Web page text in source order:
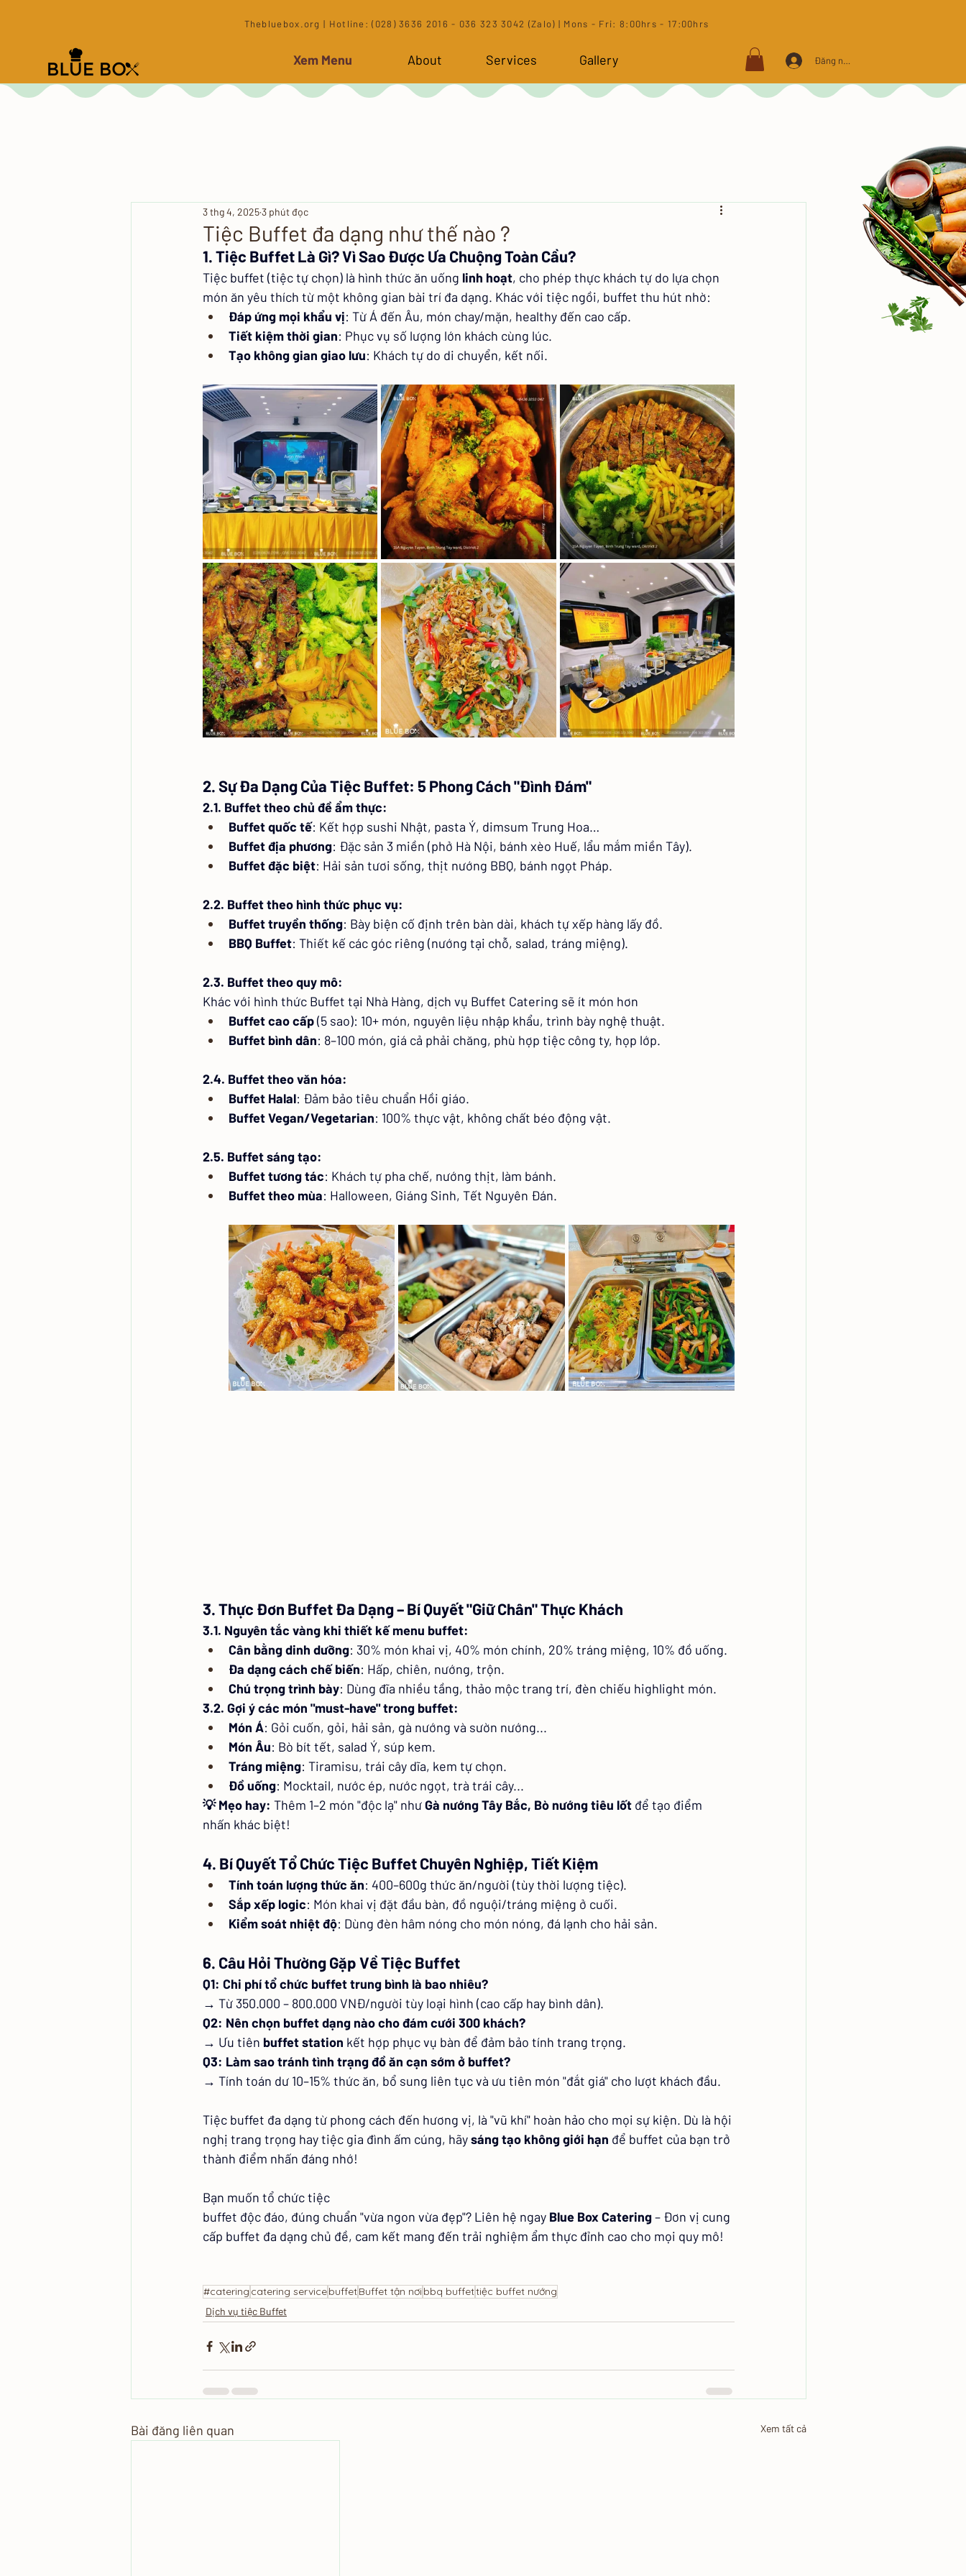
​Thebluebox.org | Hotline: (028) 3636 2016 - 036 323 3042 (Zalo) | Mons - Fri: 8:00hrs - 17:00hrs​
Xem Menu About Services Gallery Đăng nhập
Tiệc Buffet đa dạng như thế nào ?
3 thg 4, 20253 phút đọc
1. Tiệc Buffet Là Gì? Vì Sao Được Ưa Chuộng Toàn Cầu?
Tiệc buffet (tiệc tự chọn) là hình thức ăn uống linh hoạt, cho phép thực khách tự do lựa chọn
món ăn yêu thích từ một không gian bài trí đa dạng. Khác với tiệc ngồi, buffet thu hút nhờ:
Đáp ứng mọi khẩu vị: Từ Á đến Âu, món chay/mặn, healthy đến cao cấp.
Tiết kiệm thời gian: Phục vụ số lượng lớn khách cùng lúc.
Tạo không gian giao lưu: Khách tự do di chuyển, kết nối.
2. Sự Đa Dạng Của Tiệc Buffet: 5 Phong Cách "Đình Đám"
2.1. Buffet theo chủ đề ẩm thực:
Buffet quốc tế: Kết hợp sushi Nhật, pasta Ý, dimsum Trung Hoa…
Buffet địa phương: Đặc sản 3 miền (phở Hà Nội, bánh xèo Huế, lẩu mắm miền Tây).
Buffet đặc biệt: Hải sản tươi sống, thịt nướng BBQ, bánh ngọt Pháp.
2.2. Buffet theo hình thức phục vụ:
Buffet truyền thống: Bày biện cố định trên bàn dài, khách tự xếp hàng lấy đồ.
BBQ Buffet: Thiết kế các góc riêng (nướng tại chỗ, salad, tráng miệng).
2.3. Buffet theo quy mô:
Khác với hình thức Buffet tại Nhà Hàng, dịch vụ Buffet Catering sẽ ít món hơn
Buffet cao cấp (5 sao): 10+ món, nguyên liệu nhập khẩu, trình bày nghệ thuật.
Buffet bình dân: 8–100 món, giá cả phải chăng, phù hợp tiệc công ty, họp lớp.
2.4. Buffet theo văn hóa:
Buffet Halal: Đảm bảo tiêu chuẩn Hồi giáo.
Buffet Vegan/Vegetarian: 100% thực vật, không chất béo động vật.
2.5. Buffet sáng tạo:
Buffet tương tác: Khách tự pha chế, nướng thịt, làm bánh.
Buffet theo mùa: Halloween, Giáng Sinh, Tết Nguyên Đán.
3. Thực Đơn Buffet Đa Dạng – Bí Quyết "Giữ Chân" Thực Khách
3.1. Nguyên tắc vàng khi thiết kế menu buffet:
Cân bằng dinh dưỡng: 30% món khai vị, 40% món chính, 20% tráng miệng, 10% đồ uống.
Đa dạng cách chế biến: Hấp, chiên, nướng, trộn.
Chú trọng trình bày: Dùng đĩa nhiều tầng, thảo mộc trang trí, đèn chiếu highlight món.
3.2. Gợi ý các món "must-have" trong buffet:
Món Á: Gỏi cuốn, gỏi, hải sản, gà nướng và sườn nướng...
Món Âu: Bò bít tết, salad Ý, súp kem.
Tráng miệng: Tiramisu, trái cây dĩa, kem tự chọn.
Đồ uống: Mocktail, nước ép, nước ngọt, trà trái cây...
💡 Mẹo hay: Thêm 1–2 món "độc lạ" như Gà nướng Tây Bắc, Bò nướng tiêu lốt để tạo điểm
nhấn khác biệt!
4. Bí Quyết Tổ Chức Tiệc Buffet Chuyên Nghiệp, Tiết Kiệm
Tính toán lượng thức ăn: 400–600g thức ăn/người (tùy thời lượng tiệc).
Sắp xếp logic: Món khai vị đặt đầu bàn, đồ nguội/tráng miệng ở cuối.
Kiểm soát nhiệt độ: Dùng đèn hâm nóng cho món nóng, đá lạnh cho hải sản.
6. Câu Hỏi Thường Gặp Về Tiệc Buffet
Q1: Chi phí tổ chức buffet trung bình là bao nhiêu?
→ Từ 350.000 – 800.000 VNĐ/người tùy loại hình (cao cấp hay bình dân).
Q2: Nên chọn buffet dạng nào cho đám cưới 300 khách?
→ Ưu tiên buffet station kết hợp phục vụ bàn để đảm bảo tính trang trọng.
Q3: Làm sao tránh tình trạng đồ ăn cạn sớm ở buffet?
→ Tính toán dư 10–15% thức ăn, bổ sung liên tục và ưu tiên món "đắt giá" cho lượt khách đầu.
Tiệc buffet đa dạng từ phong cách đến hương vị, là "vũ khí" hoàn hảo cho mọi sự kiện. Dù là hội
nghị trang trọng hay tiệc gia đình ấm cúng, hãy sáng tạo không giới hạn để buffet của bạn trở
thành điểm nhấn đáng nhớ!
Bạn muốn tổ chức tiệc
buffet độc đáo, đúng chuẩn "vừa ngon vừa đẹp"? Liên hệ ngay Blue Box Catering – Đơn vị cung
cấp buffet đa dạng chủ đề, cam kết mang đến trải nghiệm ẩm thực đỉnh cao cho mọi quy mô!
#catering catering servicebuffetBuffet tận nơi bbq buffettiệc buffet nướng
Dịch vụ tiệc Buffet
Bài đăng liên quan Xem tất cả